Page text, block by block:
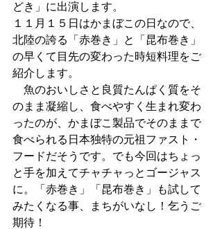
どき」に出演します。
１１月１５日はかまぼこの日なので、
北陸の誇る「赤巻き」と「昆布巻き」
の早くて目先の変わった時短料理をご
紹介します。
魚のおいしさと良質たんぱく質をそ
のまま凝縮し、食べやすく生まれ変わ
ったのが、かまぼこ製品でそのままで
食べられる日本独特の元祖ファスト・
フードだそうです。でも今回はちょっ
と手を加えてチャチャっとゴージャス
に。「赤巻き」「昆布巻き」も試して
みたくなる事、まちがいなし！乞うご
期待！